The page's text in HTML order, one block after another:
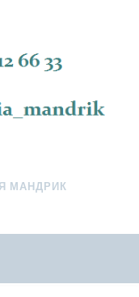
МАНДРИК